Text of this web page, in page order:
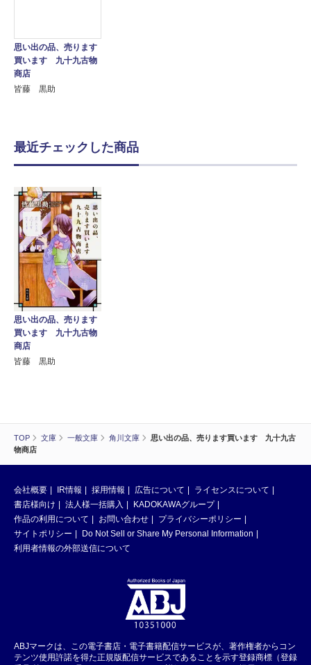
TOP 文庫 一般文庫 角川文庫
思い出の品、売ります買います 九十九古
物商店
思い出の品、売ります
買います 九十九古物
商店
皆藤 黒助
最近チェックした商品
思い出の品、売ります
買います 九十九古物
商店
皆藤 黒助
会社概要 IR情報 採用情報 広告について
ライセンスについて
書店様向け
法人様一括購入
KADOKAWAグループ
作品の利用について
お問い合わせ
プライバシーポリシー
サイトポリシー
Do Not Sell or Share My Personal Information
利用者情報の外部送信について
ABJマークは、この電子書店・電子書籍配信サービスが、著作権者からコン
テンツ使用許諾を得た正規版配信サービスであることを示す登録商標（登録